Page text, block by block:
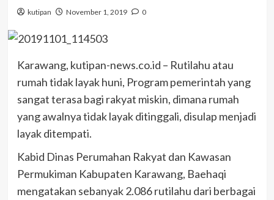
kutipan November 1, 2019 0
Karawang, kutipan-news.co.id – Rutilahu atau
rumah tidak layak huni, Program pemerintah yang
sangat terasa bagi rakyat miskin, dimana rumah
yang awalnya tidak layak ditinggali, disulap menjadi
layak ditempati.
Kabid Dinas Perumahan Rakyat dan Kawasan
Permukiman Kabupaten Karawang, Baehaqi
mengatakan sebanyak 2.086 rutilahu dari berbagai